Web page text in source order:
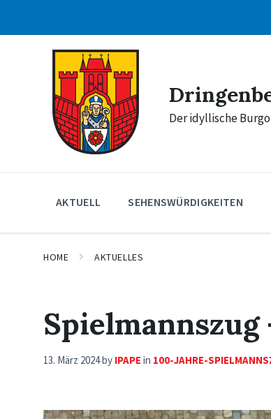
content
main
footer
Der idyllische
AKTUELL SEHENSWÜRDIGKEITEN
HOME AKTUELLES
Spielmannszug
13. März 2024by IPAPE in 100-JAHRE-